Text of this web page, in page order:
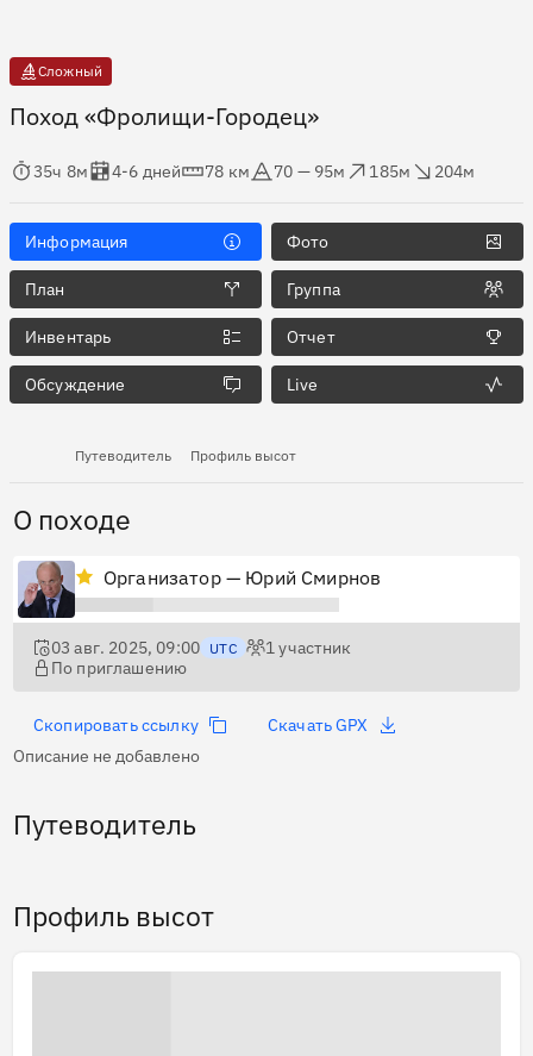
Сложный
Поход «Фролищи-Городец»
в пути
35ч 8м
Оценка в днях
4-6 дней
Дистанция
78 км
Абсолютная высота
70 — 95м
Набор высоты
185м
204м
Информация Фото
План Группа
Инвентарь Отчет
Обсуждение Live
Путеводитель Профиль высот
О походе
Организатор — Юрий Смирнов
03 авг. 2025, 09:00 UTC 1участник
По приглашению
Скопировать ссылку
Скачать GPX
Описание не добавлено
Путеводитель
Профиль высот